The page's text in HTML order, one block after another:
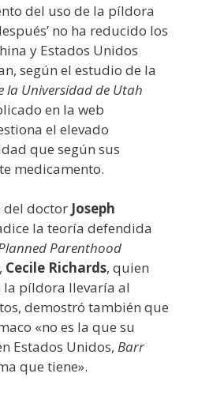
del uso de la píldora
no ha reducido los
y Estados Unidos
según el estudio de la
la Universidad de Utah
en la web
el elevado
que según sus
medicamento.
del doctor Joseph
la teoría defendida
Parenthood
, Cecile Richards, quien
la píldora llevaría al
demostró también que
«no es la que su
Estados Unidos, Barr
que tiene».